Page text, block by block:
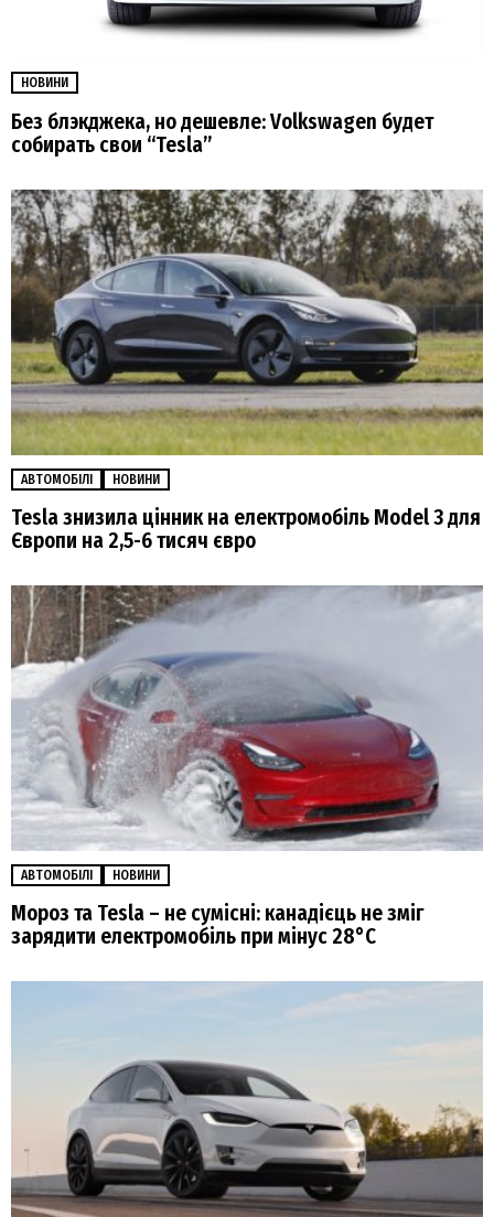
НОВИНИ
Без блэкджека, но дешевле: Volkswagen будет
собирать свои “Tesla”
АВТОМОБІЛІ НОВИНИ
Tesla знизила цінник на електромобіль Model 3 для
Європи на 2,5-6 тисяч євро
АВТОМОБІЛІ НОВИНИ
Мороз та Tesla – не сумісні: канадієць не зміг
зарядити електромобіль при мінус 28°C